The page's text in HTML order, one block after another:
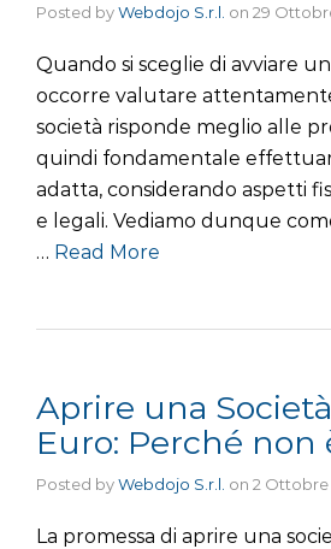
Posted byWebdojo S.r.l. on 29
Quando si sceglie di avviare
occorre valutare
società risponde meglio alle
quindi fondamentale
adatta, considerando aspetti
e legali. Vediamo dunque
… Read More
Aprire una
Euro: Perché non
Posted byWebdojo S.r.l. on 2 Ottobre
La promessa di aprire una